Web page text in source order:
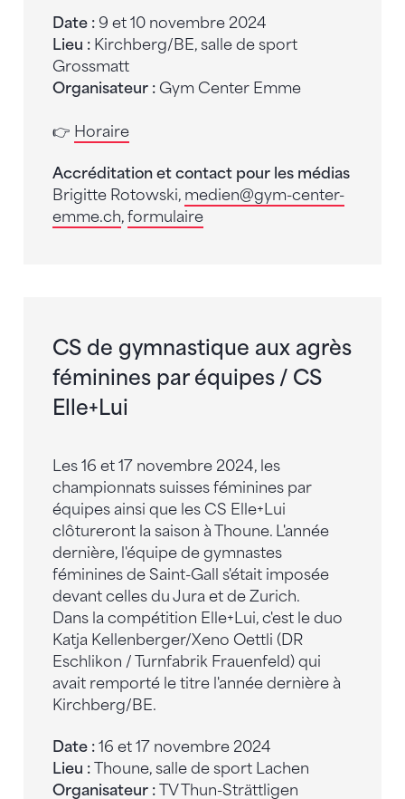
Date : 9 et 10 novembre 2024
Lieu : Kirchberg/BE, salle de sport
Grossmatt
Organisateur : Gym Center Emme
👉 Horaire
Accréditation et contact pour les médias
Brigitte Rotowski, medien@gym-center-
emme.ch, formulaire
CS de gymnastique aux agrès
féminines par équipes / CS
Elle+Lui
Les 16 et 17 novembre 2024, les
championnats suisses féminines par
équipes ainsi que les CS Elle+Lui
clôtureront la saison à Thoune. L'année
dernière, l'équipe de gymnastes
féminines de Saint-Gall s'était imposée
devant celles du Jura et de Zurich.
Dans la compétition Elle+Lui, c'est le duo
Katja Kellenberger/Xeno Oettli (DR
Eschlikon / Turnfabrik Frauenfeld) qui
avait remporté le titre l'année dernière à
Kirchberg/BE.
Date : 16 et 17 novembre 2024
Lieu : Thoune, salle de sport Lachen
Organisateur : TV Thun-Strättligen